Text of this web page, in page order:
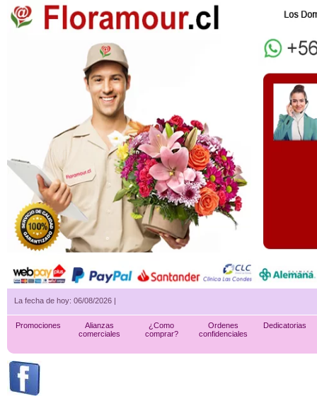
La fecha de hoy: 06/08/2026 |
Promociones
Alianzas
comerciales
¿Como
comprar?
Ordenes
confidenciales
Dedicatorias